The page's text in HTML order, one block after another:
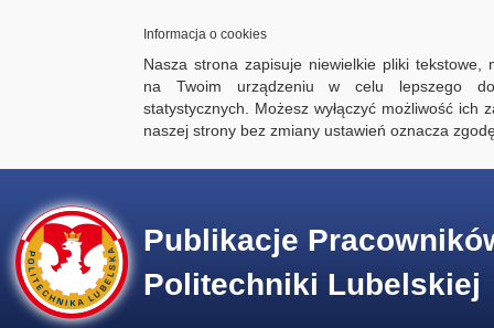
Informacja o cookies
Nasza strona zapisuje niewielkie pliki tekstowe,
na Twoim urządzeniu w celu lepszego
statystycznych. Możesz wyłączyć możliwość ich
naszej strony bez zmiany ustawień oznacza
Publikacje
Politechniki Lubelskiej